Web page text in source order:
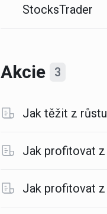
StocksTrader
Akcie 3
Jak těžit z
Jak profitovat z
Jak profitovat